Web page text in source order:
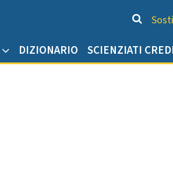
Chi
DIZIONARIO SCIENZIATI